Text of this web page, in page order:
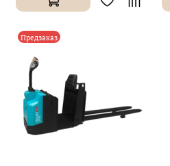
Предзаказ